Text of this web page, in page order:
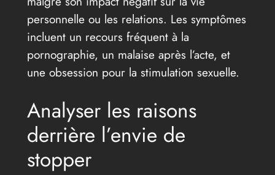
personnelle ou les relations. Les symptômes
incluent un recours fréquent à la
pornographie, un malaise après l’acte, et
une obsession pour la stimulation sexuelle.
Analyser les raisons
derrière l’envie de
stopper